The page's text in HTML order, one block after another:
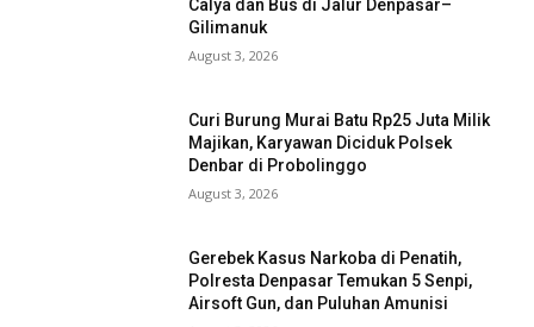
Calya dan Bus di Jalur Denpasar–
Gilimanuk
August 3, 2026
Curi Burung Murai Batu Rp25 Juta Milik
Majikan, Karyawan Diciduk Polsek
Denbar di Probolinggo
August 3, 2026
Gerebek Kasus Narkoba di Penatih,
Polresta Denpasar Temukan 5 Senpi,
Airsoft Gun, dan Puluhan Amunisi